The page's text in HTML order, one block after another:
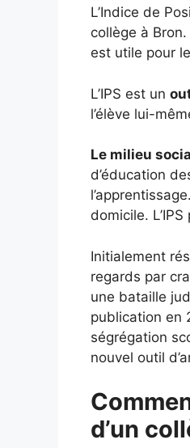
L’Indice de
collège à
est utile pour
L’IPS est un
l’élève lui-
Le milieu
d’éducation
domicile.
Initialement
regards par
une bataille
publication en
ségrégation
nouvel outil
d’un